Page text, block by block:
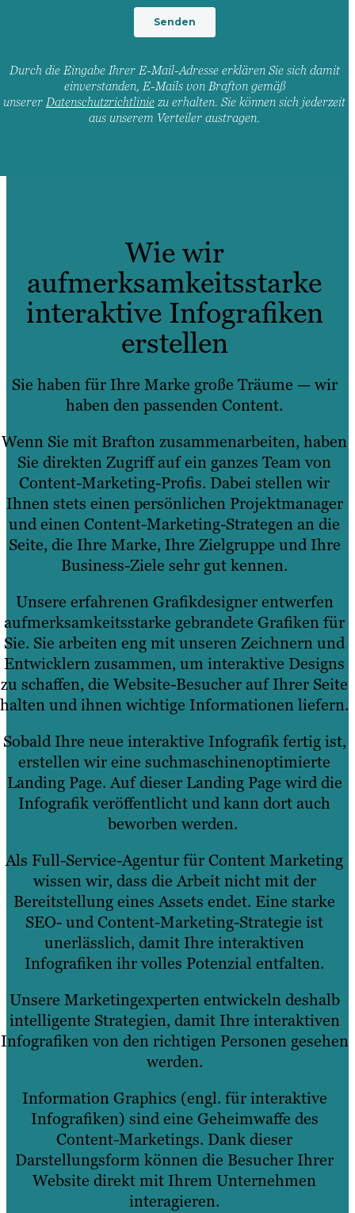
Durch die Eingabe Ihrer E-Mail-Adresse erklären Sie sich damit
einverstanden, E-Mails von Brafton gemäß
unserer Datenschutzrichtlinie zu erhalten. Sie können sich jederzeit
aus unserem Verteiler austragen.
Wie wir
aufmerksamkeitsstarke
interaktive Infografiken
erstellen
Sie haben für Ihre Marke große Träume — wir
haben den passenden Content.
Wenn Sie mit Brafton zusammenarbeiten, haben
Sie direkten Zugriff auf ein ganzes Team von
Content-Marketing-Profis. Dabei stellen wir
Ihnen stets einen persönlichen Projektmanager
und einen Content-Marketing-Strategen an die
Seite, die Ihre Marke, Ihre Zielgruppe und Ihre
Business-Ziele sehr gut kennen.
Unsere erfahrenen Grafikdesigner entwerfen
aufmerksamkeitsstarke gebrandete Grafiken für
Sie. Sie arbeiten eng mit unseren Zeichnern und
Entwicklern zusammen, um interaktive Designs
zu schaffen, die Website-Besucher auf Ihrer Seite
halten und ihnen wichtige Informationen liefern.
Sobald Ihre neue interaktive Infografik fertig ist,
erstellen wir eine suchmaschinenoptimierte
Landing Page. Auf dieser Landing Page wird die
Infografik veröffentlicht und kann dort auch
beworben werden.
Als Full-Service-Agentur für Content Marketing
wissen wir, dass die Arbeit nicht mit der
Bereitstellung eines Assets endet. Eine starke
SEO- und Content-Marketing-Strategie ist
unerlässlich, damit Ihre interaktiven
Infografiken ihr volles Potenzial entfalten.
Unsere Marketingexperten entwickeln deshalb
intelligente Strategien, damit Ihre interaktiven
Infografiken von den richtigen Personen gesehen
werden.
Information Graphics (engl. für interaktive
Infografiken) sind eine Geheimwaffe des
Content-Marketings. Dank dieser
Darstellungsform können die Besucher Ihrer
Website direkt mit Ihrem Unternehmen
interagieren.